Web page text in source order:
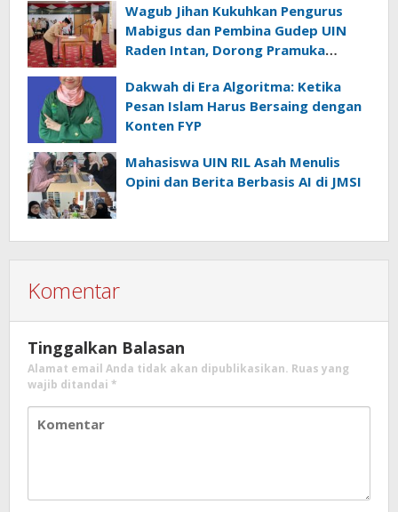
Wagub Jihan Kukuhkan Pengurus
Mabigus dan Pembina Gudep UIN
Raden Intan, Dorong Pramuka
Dakwah di Era Algoritma: Ketika
Pesan Islam Harus Bersaing dengan
Konten FYP
Mahasiswa UIN RIL Asah Menulis
Opini dan Berita Berbasis AI di JMSI
Komentar
Tinggalkan Balasan
Alamat email Anda tidak akan dipublikasikan. Ruas yang
wajib ditandai *